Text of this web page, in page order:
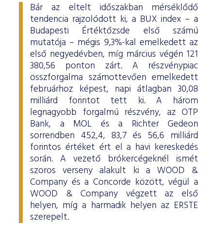
Bár az eltelt időszakban mérséklődő
tendencia rajzolódott ki, a BUX index – a
Budapesti Értéktőzsde első számú
mutatója – mégis 9,3%-kal emelkedett az
első negyedévben, míg március végén 121
380,56 ponton zárt. A részvénypiac
összforgalma számottevően emelkedett
februárhoz képest, napi átlagban 30,08
milliárd forintot tett ki. A három
legnagyobb forgalmú részvény, az OTP
Bank, a MOL és a Richter Gedeon
sorrendben 452,4, 83,7 és 56,6 milliárd
forintos értéket ért el a havi kereskedés
során. A vezető brókercégeknél ismét
szoros verseny alakult ki a WOOD &
Company és a Concorde között, végül a
WOOD & Company végzett az első
helyen, míg a harmadik helyen az ERSTE
szerepelt.